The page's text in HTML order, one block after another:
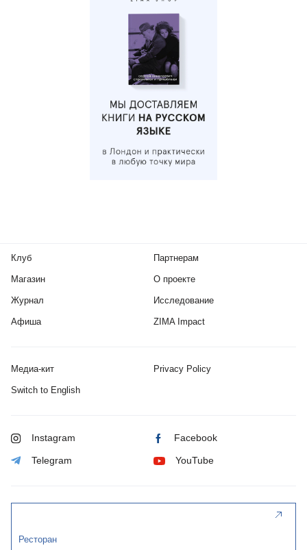
Клуб
Магазин
Журнал
Афиша
Партнерам
О проекте
Исследование
ZIMA Impact
Медиа-кит Privacy Policy
Switch to English
Instagram Facebook
Telegram YouTube
Ресторан